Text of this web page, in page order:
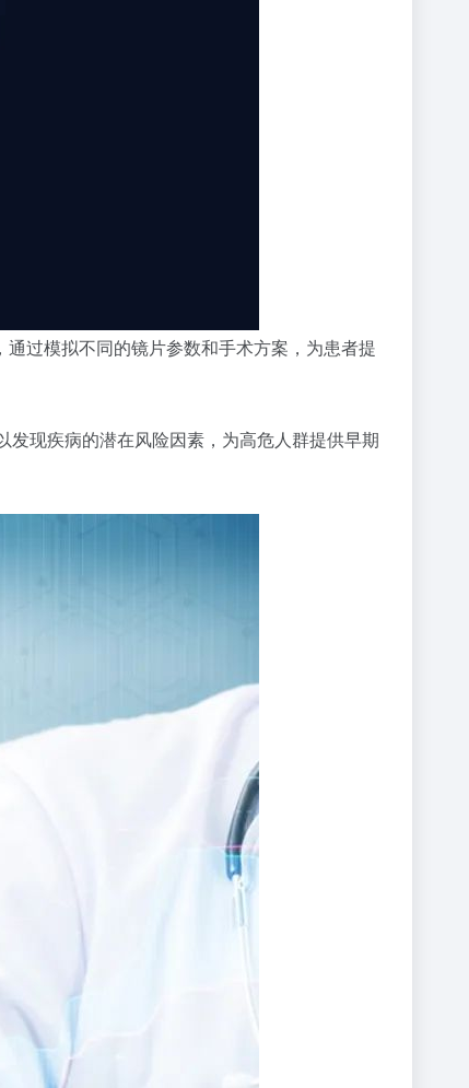
过模拟不同的镜片参数和手术方案，为患者提
现疾病的潜在风险因素，为高危人群提供早期